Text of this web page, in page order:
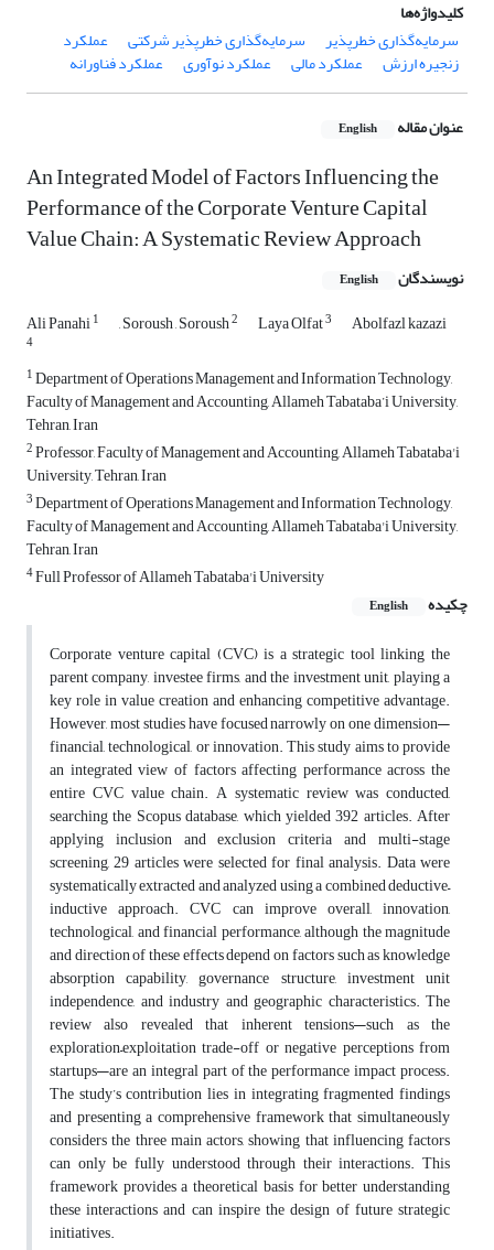
کلیدواژه‌ها
سرمایه‌گذاری خطرپذیر
سرمایه‌گذاری خطرپذیر شرکتی عملکرد
زنجیره ارزش عملکرد مالی عملکرد نوآوری عملکرد فناورانه
عنوان مقاله English
An Integrated Model of Factors Influencing the
Performance of the Corporate Venture Capital
Value Chain: A Systematic Review Approach
نویسندگان English
Ali Panahi1 , Soroush , Soroush2 Laya Olfat3 Abolfazl kazazi
4
1Department of Operations Management and Information Technology,
Faculty of Management and Accounting, Allameh Tabataba’i University,
Tehran, Iran
2Professor, Faculty of Management and Accounting, Allameh Tabataba'i
University, Tehran, Iran
3Department of Operations Management and Information Technology,
Faculty of Management and Accounting, Allameh Tabataba'i University,
Tehran, Iran
4Full Professor of Allameh Tabataba'i University
چکیده
English
Corporate venture capital (CVC) is a strategic tool linking the
parent company, investee firms, and the investment unit, playing a
key role in value creation and enhancing competitive advantage.
However, most studies have focused narrowly on one dimension—
financial, technological, or innovation. This study aims to provide
an integrated view of factors affecting performance across the
entire CVC value chain. A systematic review was conducted,
searching the Scopus database, which yielded 392 articles. After
applying inclusion and exclusion criteria and multi-stage
screening, 29 articles were selected for final analysis. Data were
systematically extracted and analyzed using a combined deductive–
inductive approach. CVC can improve overall, innovation,
technological, and financial performance, although the magnitude
and direction of these effects depend on factors such as knowledge
absorption capability, governance structure, investment unit
independence, and industry and geographic characteristics. The
review also revealed that inherent tensions—such as the
exploration–exploitation trade-off or negative perceptions from
startups—are an integral part of the performance impact process.
The study’s contribution lies in integrating fragmented findings
and presenting a comprehensive framework that simultaneously
considers the three main actors, showing that influencing factors
can only be fully understood through their interactions. This
framework provides a theoretical basis for better understanding
these interactions and can inspire the design of future strategic
initiatives.